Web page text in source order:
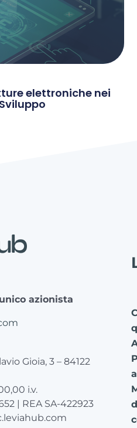
elettroniche nei
azionista
Gioia, 3 – 84122
i.v.
| REA SA-422923